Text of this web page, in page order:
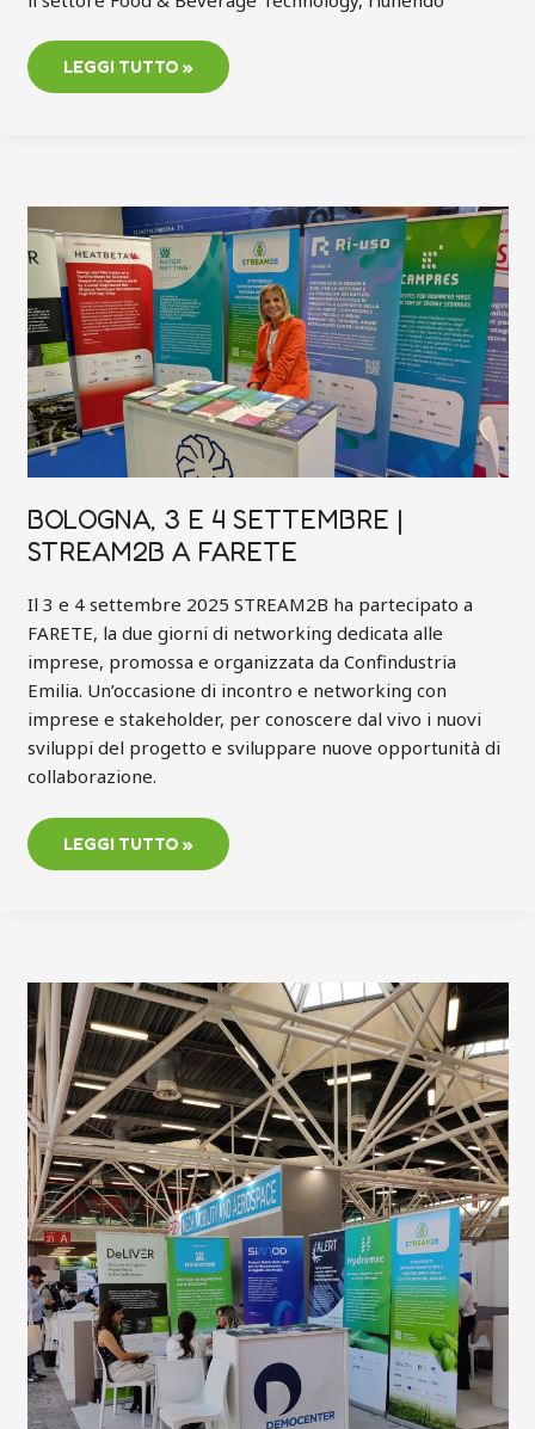
LEGGI TUTTO »
BOLOGNA, 3 E 4 SETTEMBRE |
STREAM2B A FARETE
Il 3 e 4 settembre 2025 STREAM2B ha partecipato a
FARETE, la due giorni di networking dedicata alle
imprese, promossa e organizzata da Confindustria
Emilia. Un’occasione di incontro e networking con
imprese e stakeholder, per conoscere dal vivo i nuovi
sviluppi del progetto e sviluppare nuove opportunità di
collaborazione.
BOLOGNA,
3
E
4
SETTEMBRE
|
STREAM2B
A
FARETE
LEGGI TUTTO »
BOLOGNA
25
E
26
GIUGNO
|
STREAM2B
ALL’EDIZIONE
2025
DI
R2B